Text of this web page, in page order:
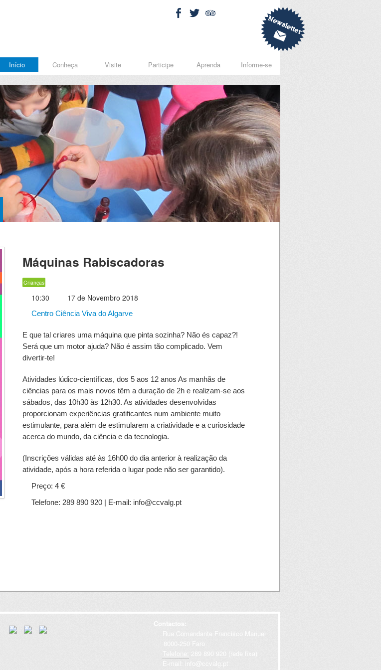
Início Conheça Visite Participe Aprenda Informe-se
Máquinas Rabiscadoras
Crianças
10:30 17 de Novembro 2018
Centro Ciência Viva do Algarve
E que tal criares uma máquina que pinta sozinha? Não és capaz?!
Será que um motor ajuda? Não é assim tão complicado. Vem
divertir-te!
Atividades lúdico-científicas, dos 5 aos 12 anos As manhãs de
ciências para os mais novos têm a duração de 2h e realizam-se aos
sábados, das 10h30 às 12h30. As atividades desenvolvidas
proporcionam experiências gratificantes num ambiente muito
estimulante, para além de estimularem a criatividade e a curiosidade
acerca do mundo, da ciência e da tecnologia.
(Inscrições válidas até às 16h00 do dia anterior à realização da
atividade, após a hora referida o lugar pode não ser garantido).
Preço: 4 €
Telefone: 289 890 920 | E-mail: info@ccvalg.pt
Contactos:
Rua Comandante Francisco Manuel
8000-250 Faro
Telefone: 289 890 920 (rede fixa)
E-mail: info@ccvalg.pt